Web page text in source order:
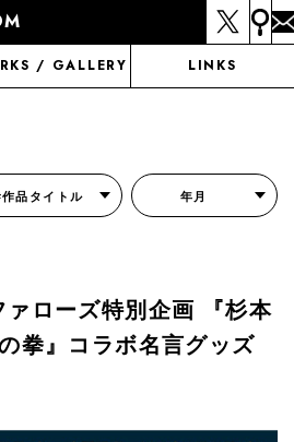
/ GALLERY LINKS
品タイトル 年月
ローズ特別企画 『杉本
拳』コラボ名言グッズ